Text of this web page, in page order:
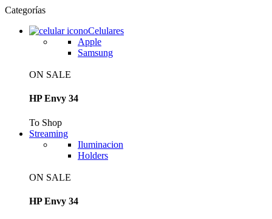
Categorías
Celulares
Apple
Samsung
ON SALE
HP Envy 34
To Shop
Streaming
Iluminacion
Holders
ON SALE
HP Envy 34